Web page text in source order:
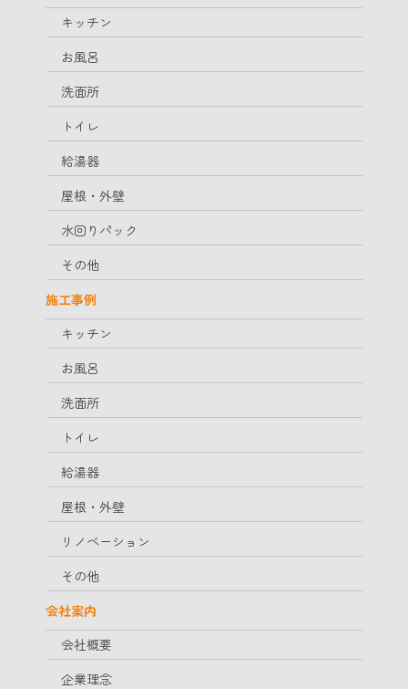
キッチン
お風呂
洗面所
トイレ
給湯器
屋根・外壁
水回りパック
その他
施工事例
キッチン
お風呂
洗面所
トイレ
給湯器
屋根・外壁
リノベーション
その他
会社案内
会社概要
企業理念